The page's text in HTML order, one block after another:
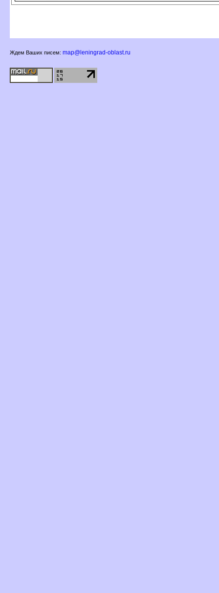
Ждем Ваших писем: map@leningrad-oblast.ru